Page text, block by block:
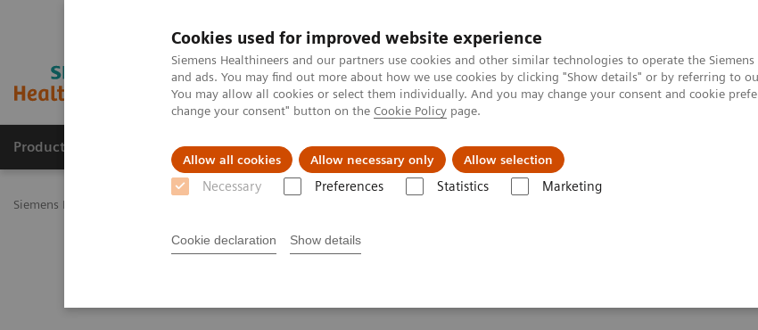
Cookies used for improved website experience
Siemens Healthineers and our partners use cookies and other similar technologies to operate the
and ads. You may find out more about how we use cookies by clicking "Show details" or by referring to
You may allow all cookies or select them individually. And you may change your consent and cookie
change your consent" button on the Cookie Policy page.
Allow all cookies Allow necessary only Allow selection
Necessary Preferences Statistics Marketing
Cookie declaration Show details
Productos y servicios Especialidades Clínicas Servicios post venta
Siemens Healthineers Latinoamérica